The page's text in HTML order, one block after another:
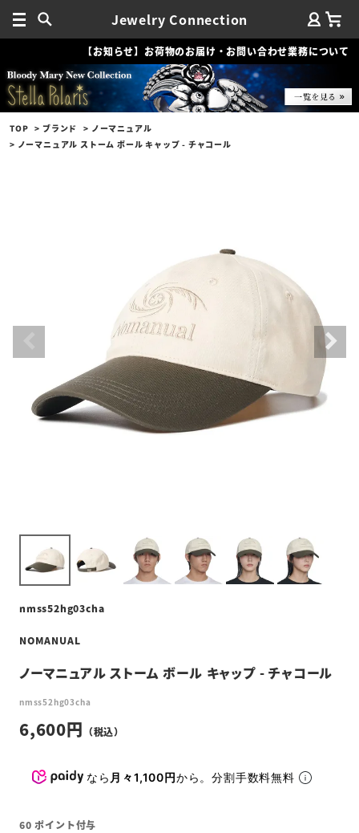
Jewelry Connection
【お知らせ】お荷物のお届け・お問い合わせ業務について
TOP ブランド
ノーマニュアル
ノーマニュアル ストーム ボール キャップ - チャコール
nmss52hg03cha
NOMANUAL
ノーマニュアル ストーム ボール キャップ - チャコール
nmss52hg03cha
6,600
なら 月々1,100円から。分割手数料無料
60 ポイント付与